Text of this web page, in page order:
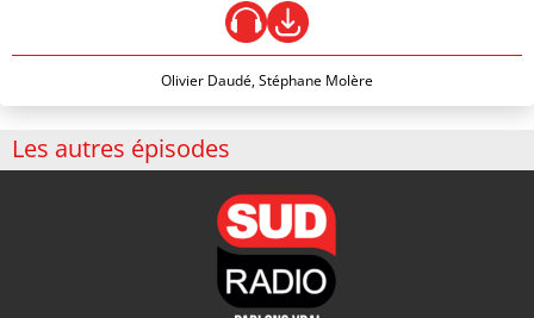
Olivier Daudé, Stéphane Molère
Les autres épisodes